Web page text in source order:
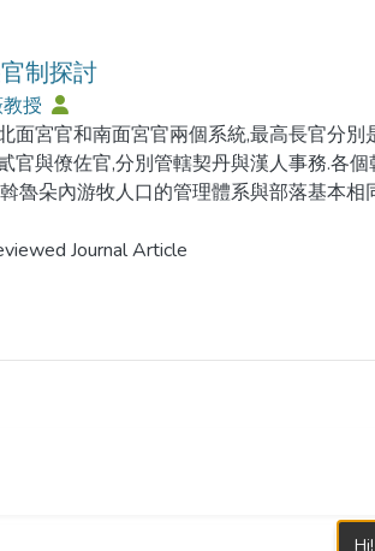
制探討
授
面宮官和南面宮官兩個系統,最高長官分
官與僚佐官,分別管轄契丹與漢人事務.各
魯朵內游牧人口的管理體系與部落基本
級提轄司進行管理.遼代斡魯朵官屬於職,其
都部署和漢人行宮都部署帶尚書左僕射銜
Journal Article